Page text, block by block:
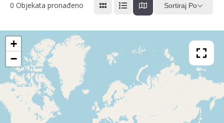
0 Objekata pronađeno Sortiraj Po
+
−